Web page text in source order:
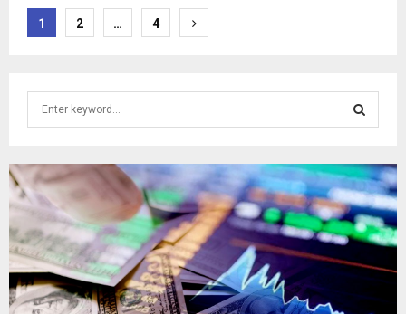
Posts
1 2 … 4
h
o
r
:
E
A